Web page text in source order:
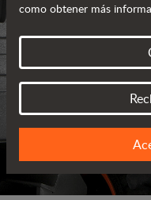
TODA LA
como obtener más